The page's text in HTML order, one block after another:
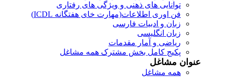
توانایی های ذهنی و ویژگی های رفتاری
فن اوری اطلاعات(مهارت خای هفتگانه ICDL)
زبان و ادبیات فارسی
زبان انگلیسی
ریاضی و آمار مقدمات
پکیج کامل بخش مشترک همه مشاغل
عنوان مشاغل
همه مشاغل